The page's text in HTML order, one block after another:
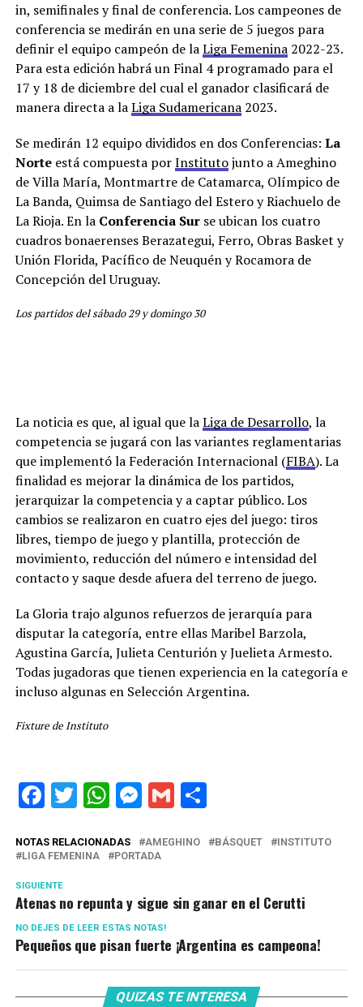
in, semifinales y final de conferencia. Los campeones de
conferencia se medirán en una serie de 5 juegos para
definir el equipo campeón de laLiga Femenina2022-23.
Para esta edición habrá un Final 4 programado para el
17 y 18 de diciembre del cual el ganador clasificará de
manera directa a laLiga Sudamericana2023.
Se medirán 12 equipo divididos en dos Conferencias: La
Norteestá compuesta porInstitutojunto a Ameghino
de Villa María, Montmartre de Catamarca, Olímpico de
La Banda, Quimsa de Santiago del Estero y Riachuelo de
La Rioja. En la Conferencia Surse ubican los cuatro
cuadros bonaerenses Berazategui, Ferro, Obras Basket y
Unión Florida, Pacífico de Neuquén y Rocamora de
Concepción del Uruguay.
Los partidos del sábado 29 y domingo 30
La noticia es que, al igual que laLiga de Desarrollo, la
competencia se jugará con las variantes reglamentarias
que implementó la Federación Internacional (FIBA). La
finalidad es mejorar la dinámica de los partidos,
jerarquizar la competencia y a captar público. Los
cambios se realizaron en cuatro ejes del juego: tiros
libres, tiempo de juego y plantilla, protección de
movimiento, reducción del número e intensidad del
contacto y saque desde afuera del terreno de juego.
La Gloria trajo algunos refuerzos de jerarquía para
disputar la categoría, entre ellas Maribel Barzola,
Agustina García, Julieta Centurión y Juelieta Armesto.
Todas jugadoras que tienen experiencia en la categoría e
incluso algunas en Selección Argentina.
Fixture de Instituto
Facebook
Twitter
WhatsApp
Messenger
GmailShare
NOTAS RELACIONADAS AMEGHINO BÁSQUET
INSTITUTO
LIGA FEMENINA
PORTADA
SIGUIENTE
Atenas no repunta y sigue sin ganar en el Cerutti
NO DEJES DE LEER ESTAS NOTAS!
Pequeños que pisan fuerte ¡Argentina es campeona!
QUIZAS TE INTERESA